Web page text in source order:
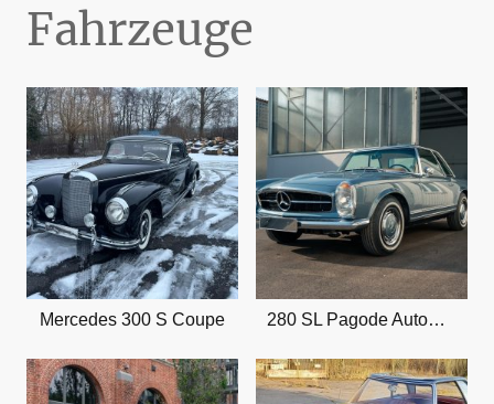
Fahrzeuge
Mercedes 300 S Coupe 280 SL Pagode Automatik